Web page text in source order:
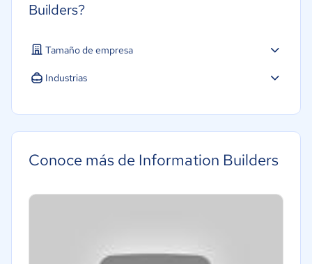
Builders?
Tamaño de empresa
Industrias
Conoce más de Information Builders